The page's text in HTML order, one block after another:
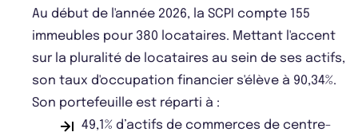
Au début de l'année 2026, la SCPI compte 155
immeubles pour 380 locataires. Mettant l'accent
sur la pluralité de locataires au sein de ses actifs,
son taux d'occupation financier s'élève à 90,34%.
Son portefeuille est réparti à :
49,1% d’actifs de commerces de centre-